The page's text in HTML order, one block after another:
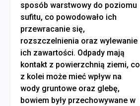
sposób warstwowy do poziomu
sufitu, co powodowało ich
przewracanie się,
rozszczelnienia oraz wylewanie
ich zawartości. Odpady mają
kontakt z powierzchnią ziemi, co
z kolei może mieć wpływ na
wody gruntowe oraz glebę,
bowiem były przechowywane w